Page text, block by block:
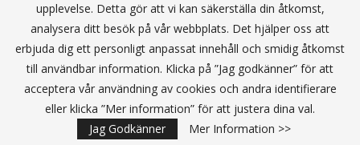
KONTAKT
IT Media Group Sverige AB
C/O Convendum
upplevelse. Detta gör att vi kan säkerställa din åtkomst,
analysera ditt besök på vår webbplats. Det hjälper oss att
erbjuda dig ett personligt anpassat innehåll och smidig åtkomst
till användbar information. Klicka på ”Jag godkänner” för att
acceptera vår användning av cookies och andra identifierare
eller klicka ”Mer information” för att justera dina val.
Jag Godkänner
Mer Information >>